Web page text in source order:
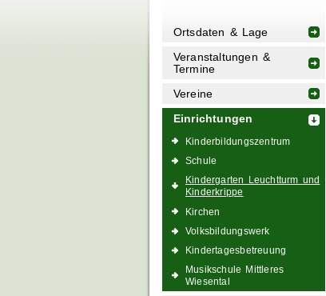
Ortsdaten & Lage
Veranstaltungen &
Termine
Vereine
Einrichtungen
Kinderbildungszentrum
Schule
Kindergarten Leuchtturm und
Kinderkrippe
Kirchen
Volksbildungswerk
Kindertagesbetreuung
Musikschule Mittleres
Wiesental